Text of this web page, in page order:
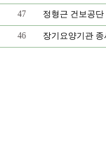
47 정형근 건보공
46 장기요양기관